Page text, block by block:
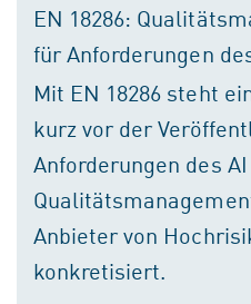
EN 18286:
für Anforderungen
Mit EN 18286 steht
kurz vor der
Anforderungen des
Anbieter von
konkretisiert.